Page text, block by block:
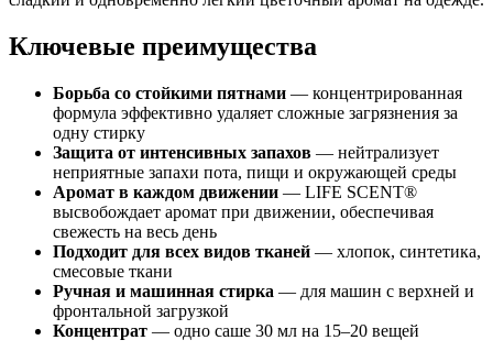
Ключевые преимущества
Борьба со стойкими пятнами — концентрированная
формула эффективно удаляет сложные загрязнения за
одну стирку
Защита от интенсивных запахов — нейтрализует
неприятные запахи пота, пищи и окружающей среды
Аромат в каждом движении — LIFE SCENT®
высвобождает аромат при движении, обеспечивая
свежесть на весь день
Подходит для всех видов тканей — хлопок, синтетика,
смесовые ткани
Ручная и машинная стирка — для машин с верхней и
фронтальной загрузкой
Концентрат — одно саше 30 мл на 15–20 вещей